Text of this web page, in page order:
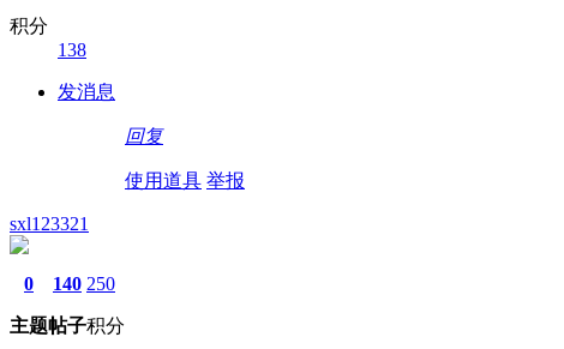
积分
138
发消息
回复
使用道具 举报
sxl123321
0
主题
140
帖子
250
积分